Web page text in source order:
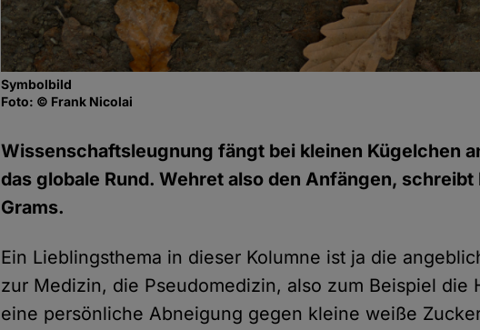
Symbolbild
Foto: © Frank Nicolai
Wissenschaftsleugnung fängt bei kleinen Kügelchen
das globale Rund. Wehret also den Anfängen, schreibt
Grams.
Ein Lieblingsthema in dieser Kolumne ist ja die
zur Medizin, die Pseudomedizin, also zum Beispiel die
eine persönliche Abneigung gegen kleine weiße